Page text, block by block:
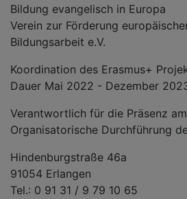
Bildung evangelisch in Europa
Verein zur Förderung
Bildungsarbeit e.V.
Koordination des Erasmus+
Dauer Mai 2022 - Dezember
Verantwortlich für die Präsenz
Organisatorische Durchführung
Hindenburgstraße 46a
91054 Erlangen
Tel.: 0 91 31 / 9 79 10 65